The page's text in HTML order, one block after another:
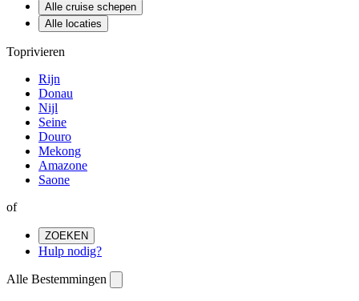
Alle cruise schepen
Alle locaties
Toprivieren
Rijn
Donau
Nijl
Seine
Douro
Mekong
Amazone
Saone
of
ZOEKEN
Hulp nodig?
Alle Bestemmingen